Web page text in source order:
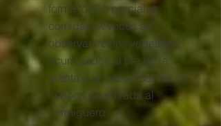
forma total o parcial, o
comidas. A veces se
observan restos vegetales
acumulados al pie de la
planta o en las cercanías de
la boca de entrada al
hormiguero.